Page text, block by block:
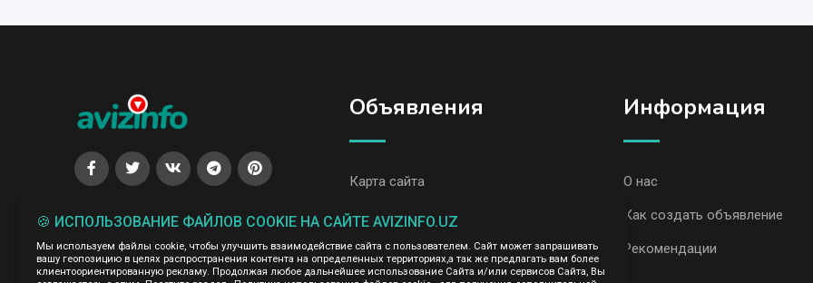
Объявления
Карта сайта
Все объявления, Ташкент
Все объявления AvizInfo
Информация
О нас
Как создать объявление
Рекомендации
🍪 ИСПОЛЬЗОВАНИЕ ФАЙЛОВ COOKIE НА САЙТЕ AVIZINFO.UZ
Мы используем файлы cookie, чтобы улучшить взаимодействие сайта с пользователем. Сайт может запрашивать
вашу геопозицию в целях распространения контента на определенных территориях,а так же предлагать вам более
клиентоориентированную рекламу. Продолжая любое дальнейшее использование Сайта и/или сервисов Сайта, Вы